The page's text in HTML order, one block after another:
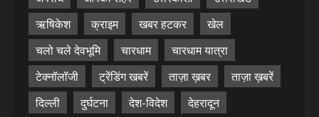
ऋषिकेश
क्राइम खबर हटकर
खेल
चलो चले देवभूमि
चारधाम
चारधाम यात्रा
टेक्नॉलॉजी
ट्रेंडिंग खबरें ताज़ा ख़बर
ताज़ा ख़बरें
दिल्ली
दुर्घटना देश-विदेश
देहरादून